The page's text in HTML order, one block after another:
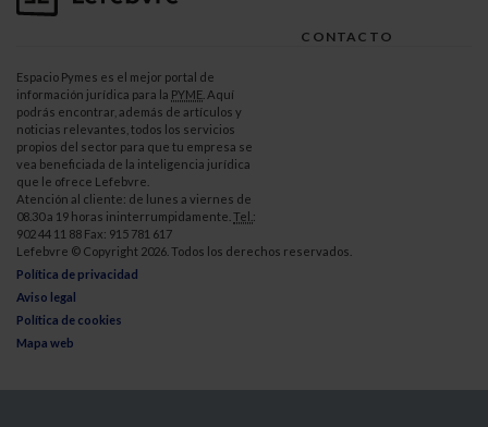
CONTACTO
Espacio Pymes es el mejor portal de
información jurídica para la PYME . Aquí
podrás encontrar, además de artículos y
noticias relevantes, todos los servicios
propios del sector para que tu empresa se
vea beneficiada de la inteligencia jurídica
que le ofrece Lefebvre.
Atención al cliente: de lunes a viernes de
08.30 a 19 horas ininterrumpidamente. Tel. :
902 44 11 88 Fax: 915 781 617
Lefebvre © Copyright 2026. Todos los derechos reservados.
Política de privacidad
Aviso legal
Política de cookies
Mapa web